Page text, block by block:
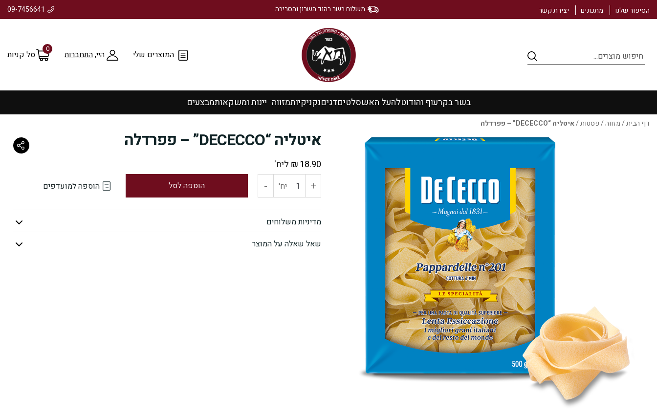
הסיפור שלנו מתכונים יצירת קשר משלוח בשר בהוד השרון והסביבה 09-7456641
search המוצרים שלי היי,התחברות
0
סל קניות
בשר בקרעוף והודוטלהעל האשסלטיםדגיםנקניקיותמזווה יינות ומשקאותמבצעים
דף הבית/מזווה/פסטות/איטליה “DECECCO” – פפרדלה
איטליה “DECECCO” – פפרדלה
₪18.90 ליח'
+ כמות יח' - הוספה לסל הוספה למועדפים
מדיניות משלוחים
שאל שאלה על המוצר